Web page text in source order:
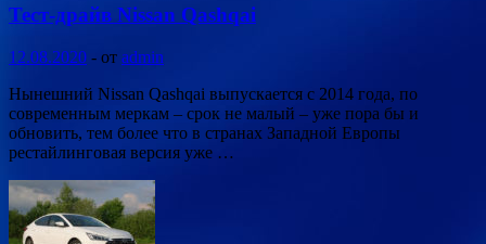
Тест-драйв Nissan Qashqai
12.08.2020 - от admin
Нынешний Nissan Qashqai выпускается с 2014 года, по
современным меркам – срок не малый – уже пора бы и
обновить, тем более что в странах Западной Европы
рестайлинговая версия уже …